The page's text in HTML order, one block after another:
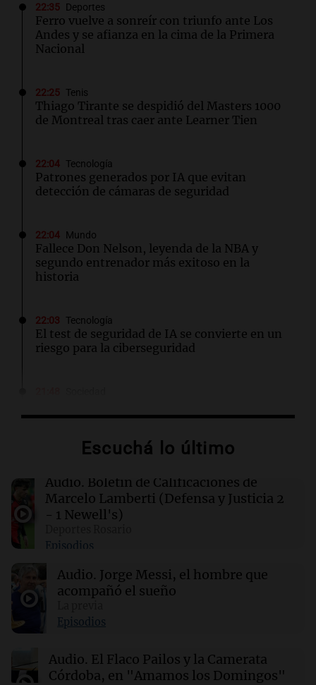
22:35 Deportes
Ferro vuelve a sonreír con triunfo ante Los
Andes y se afianza en la cima de la Primera
Nacional
22:25 Tenis
Thiago Tirante se despidió del Masters 1000
de Montreal tras caer ante Learner Tien
22:04 Tecnología
Patrones generados por IA que evitan
detección de cámaras de seguridad
22:04 Mundo
Fallece Don Nelson, leyenda de la NBA y
segundo entrenador más exitoso en la
historia
22:03 Tecnología
El test de seguridad de IA se convierte en un
riesgo para la ciberseguridad
millones de dólares se repartirán entre 44
21:36 Deportes
El futbolista argentino Matías Pourrain
permanece detenido en una cárcel de máxima
seguridad en EE. UU.
¿Por qué los dinosaurios nunca evolucionaron
a tamaños diminutos si alcanzaron
gigantescas proporciones?
Químicos rompen barreras en reacciones
químicas al liberar electrones directamente en
Escuchá lo último
Audio. Boletín de Calificaciones de
Marcelo Lamberti (Defensa y Justicia 2
- 1 Newell's)
Episodios
Audio. Jorge Messi, el hombre que
acompañó el sueño
Episodios
Audio. El Flaco Pailos y la Camerata
Córdoba, en "Amamos los Domingos"